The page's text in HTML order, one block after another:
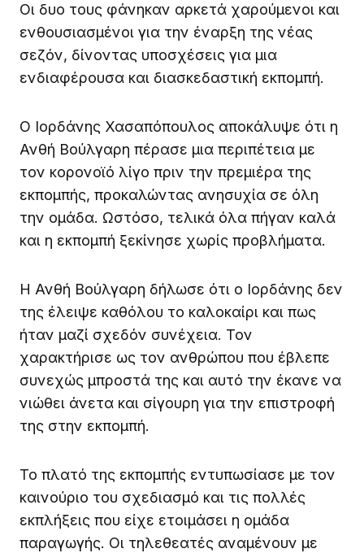
Οι δυο τους φάνηκαν αρκετά χαρούμενοι και
ενθουσιασμένοι για την έναρξη της νέας
σεζόν, δίνοντας υποσχέσεις για μια
ενδιαφέρουσα και διασκεδαστική εκπομπή.
Ο Ιορδάνης Χασαπόπουλος αποκάλυψε ότι η
Ανθή Βούλγαρη πέρασε μια περιπέτεια με
τον κορονοϊό λίγο πριν την πρεμιέρα της
εκπομπής, προκαλώντας ανησυχία σε όλη
την ομάδα. Ωστόσο, τελικά όλα πήγαν καλά
και η εκπομπή ξεκίνησε χωρίς προβλήματα.
Η Ανθή Βούλγαρη δήλωσε ότι ο Ιορδάνης δεν
της έλειψε καθόλου το καλοκαίρι και πως
ήταν μαζί σχεδόν συνέχεια. Τον
χαρακτήρισε ως τον ανθρώπου που έβλεπε
συνεχώς μπροστά της και αυτό την έκανε να
νιώθει άνετα και σίγουρη για την επιστροφή
της στην εκπομπή.
Το πλατό της εκπομπής εντυπωσίασε με τον
καινούριο του σχεδιασμό και τις πολλές
εκπλήξεις που είχε ετοιμάσει η ομάδα
παραγωγής. Οι τηλεθεατές αναμένουν με